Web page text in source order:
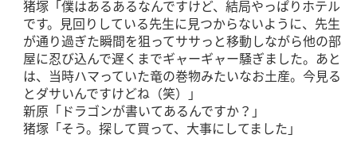
猪塚「僕はあるあるなんですけど、結局やっぱりホテル
です。見回りしている先生に見つからないように、先生
が通り過ぎた瞬間を狙ってササっと移動しながら他の部
屋に忍び込んで遅くまでギャーギャー騒ぎました。あと
は、当時ハマっていた竜の巻物みたいなお土産。今見る
とダサいんですけどね（笑）」
新原「ドラゴンが書いてあるんですか？」
猪塚「そう。探して買って、大事にしてました」